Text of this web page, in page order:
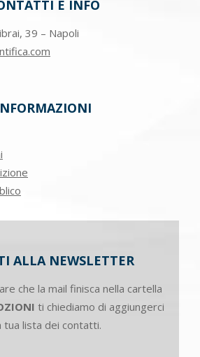
E INFO
39 – Napoli
ALLA NEWSLETTER
che la mail finisca nella cartella
ti chiediamo di aggiungerci
tua lista dei contatti.